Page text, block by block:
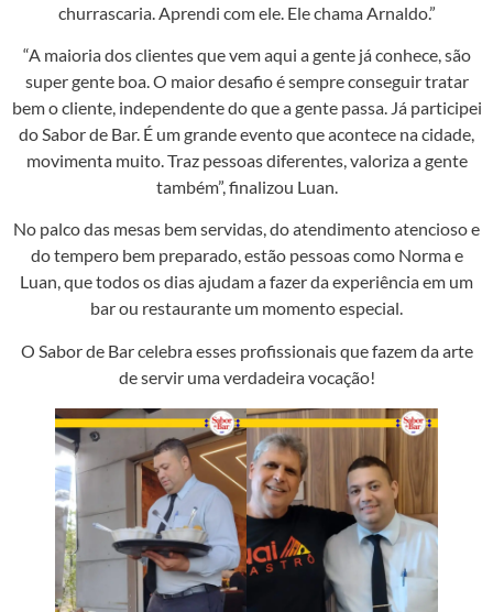
churrascaria. Aprendi com ele. Ele chama Arnaldo.”
“A maioria dos clientes que vem aqui a gente já conhece, são
super gente boa. O maior desafio é sempre conseguir tratar
bem o cliente, independente do que a gente passa. Já participei
do Sabor de Bar. É um grande evento que acontece na cidade,
movimenta muito. Traz pessoas diferentes, valoriza a gente
também”, finalizou Luan.
No palco das mesas bem servidas, do atendimento atencioso e
do tempero bem preparado, estão pessoas como Norma e
Luan, que todos os dias ajudam a fazer da experiência em um
bar ou restaurante um momento especial.
O Sabor de Bar celebra esses profissionais que fazem da arte
de servir uma verdadeira vocação!